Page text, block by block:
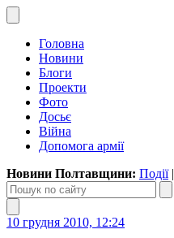
Головна
Новини
Блоги
Проекти
Фото
Досьє
Війна
Допомога армії
Новини Полтавщини: Події|
10 грудня 2010, 12:24